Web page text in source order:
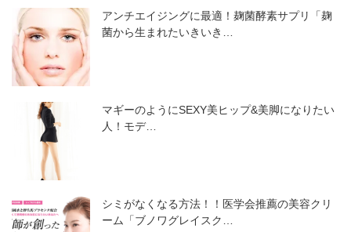
アンチエイジングに最適！麹菌酵素サプリ「麹
菌から生まれたいきいき…
マギーのようにSEXY美ヒップ&美脚になりたい
人！モデ…
シミがなくなる方法！！医学会推薦の美容クリ
ーム「ブノワグレイスク…